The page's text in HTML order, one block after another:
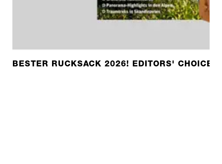
BESTER RUCKSACK 2026! EDITORS' CHOICE